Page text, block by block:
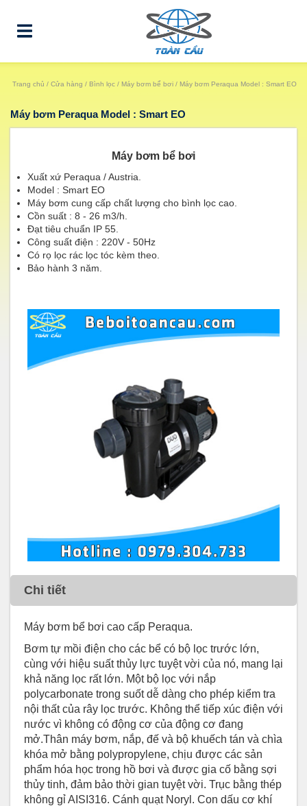
Trang chủ / Cửa hàng / Bình lọc / Máy bơm bể bơi / Máy bơm Peraqua Model : Smart EO
Máy bơm Peraqua Model : Smart EO
Máy bơm bể bơi
Xuất xứ Peraqua / Austria.
Model : Smart EO
Máy bơm cung cấp chất lượng cho bình lọc cao.
Cồn suất : 8 - 26 m3/h.
Đạt tiêu chuẩn IP 55.
Công suất điện : 220V - 50Hz
Có rọ lọc rác lọc tóc kèm theo.
Bảo hành 3 năm.
Chi tiết
Máy bơm bể bơi cao cấp Peraqua.
Bơm tự mồi điện cho các bể có bộ lọc trước lớn,
cùng với hiệu suất thủy lực tuyệt vời của nó, mang lại
khả năng lọc rất lớn. Một bộ lọc với nắp
polycarbonate trong suốt dễ dàng cho phép kiểm tra
nội thất của rây lọc trước. Không thể tiếp xúc điện với
nước vì không có động cơ của động cơ đang
mở.Thân máy bơm, nắp, đế và bộ khuếch tán và chìa
khóa mở bằng polypropylene, chịu được các sản
phẩm hóa học trong hồ bơi và được gia cố bằng sợi
thủy tinh, đảm bảo thời gian tuyệt vời. Trục bằng thép
không gỉ AISI316. Cánh quạt Noryl. Con dấu cơ khí